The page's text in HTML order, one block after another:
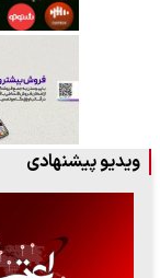
ویدیو پیشنهادی